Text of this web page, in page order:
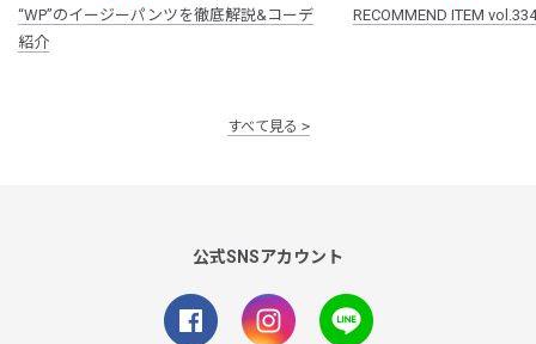
“WP”のイージーパンツを徹底解説&コーデ
紹介
RECOMMEND ITEM vol.334
すべて見る
公式SNSアカウント